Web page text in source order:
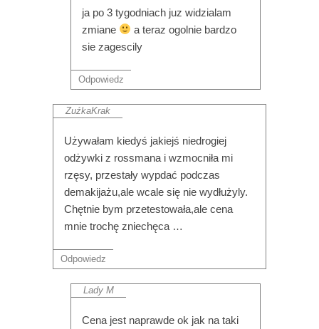
ja po 3 tygodniach juz widzialam
zmiane
a teraz ogolnie bardzo
sie zagescily
Odpowiedz
ZuźkaKrak
Używałam kiedyś jakiejś niedrogiej
odżywki z rossmana i wzmocniła mi
rzęsy, przestały wypdać podczas
demakijażu,ale wcale się nie wydłużyly.
Chętnie bym przetestowała,ale cena
mnie trochę zniechęca …
Odpowiedz
Lady M
Cena jest naprawde ok jak na taki